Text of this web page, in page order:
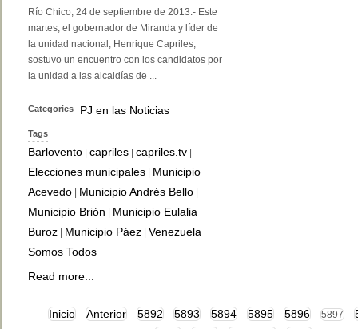
Río Chico, 24 de septiembre de 2013.- Este
martes, el gobernador de Miranda y líder de
la unidad nacional, Henrique Capriles,
sostuvo un encuentro con los candidatos por
la unidad a las alcaldías de ...
Categories PJ en las Noticias
Tags
Barlovento capriles capriles.tv
Elecciones municipales
Municipio
Acevedo
Municipio Andrés Bello
Municipio Brión
Municipio Eulalia
Buroz
Municipio Páez Venezuela
Somos Todos
Read more...
Inicio Anterior 5892 5893 5894 5895 5896 5897